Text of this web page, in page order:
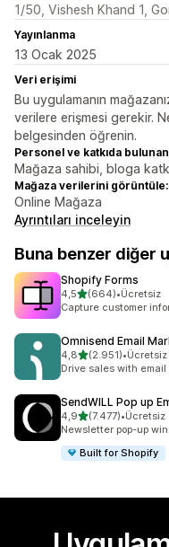
1/50, Vishesh Khand 1,
Yayınlanma
13 Ocak 2025
Veri erişimi
Bu uygulamanın
verilere erişmesi gerekir.
belgesinden öğrenin.
Personel ve katkıda
Mağaza sahibi, bloga
Mağaza verilerini görüntüle:
Online Mağaza
Ayrıntıları inceleyin
Buna benzer diğer
Shopify Forms
4,55 yıldız üzerinden
(664)
toplam 664 •Ücretsiz
Capture customer
Omnisend Email
4,85 yıldız üzerinden
(2.951)
toplam 2951 •
Drive sales with
SendWILL Pop up
4,95 yıldız üzerinden
(7.477)
toplam 7477 •Ücretsiz
Newsletter pop-up
Built for Shopify